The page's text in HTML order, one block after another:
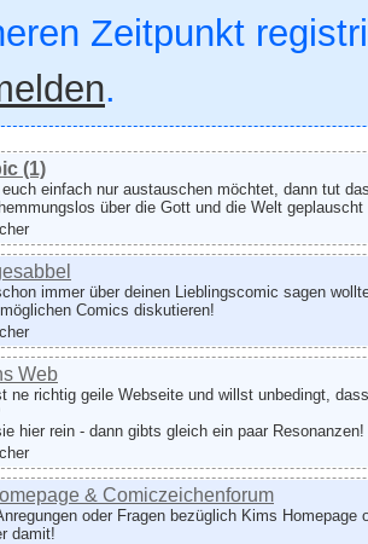
Zeitpunkt
.
(1)
einfach nur austauschen möchtet, dann tut
über die Gott und die Welt geplauscht
immer über deinen Lieblingscomic sagen
Comics diskutieren!
Web
ne richtig geile Webseite und willst unbedingt,
hier rein - dann gibts gleich ein paar Resonanzen!
& Comiczeichenforum
oder Fragen bezüglich Kims Homepage
damit!